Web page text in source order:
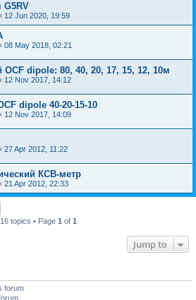
G5RV
12 Jun 2020, 19:59
08 May 2018, 02:21
dipole: 80, 40, 20, 17, 15, 12, 10м
12 Nov 2017, 14:12
dipole 40-20-15-10
12 Nov 2017, 14:09
27 Apr 2012, 11:22
КСВ-метр
21 Apr 2012, 22:33
16 topics • Page 1 of 1
Jump to
forum